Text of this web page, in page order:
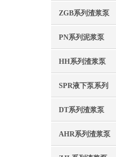
ZGB系列渣浆泵
PN系列泥浆泵
HH系列渣浆泵
SPR液下泵系列
DT系列渣浆泵
AHR系列渣浆泵